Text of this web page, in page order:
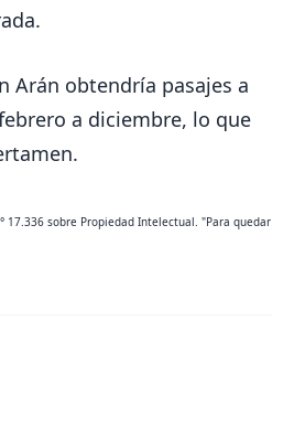
Arán obtendría pasajes a
a diciembre, lo que
17.336 sobre Propiedad Intelectual. "Para quedar